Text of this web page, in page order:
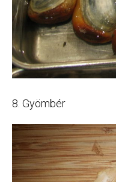
8. Gyömbér